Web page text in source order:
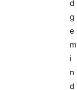
d
g
e
m
i
n
d